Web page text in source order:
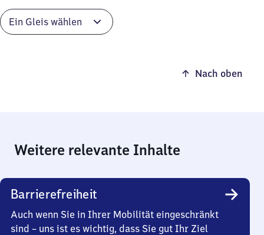
Nach oben
Weitere relevante Inhalte
Barrierefreiheit
Auch wenn Sie in Ihrer Mobilität eingeschränkt
sind – uns ist es wichtig, dass Sie gut Ihr Ziel